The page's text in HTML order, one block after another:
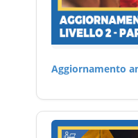
Aggiornamento